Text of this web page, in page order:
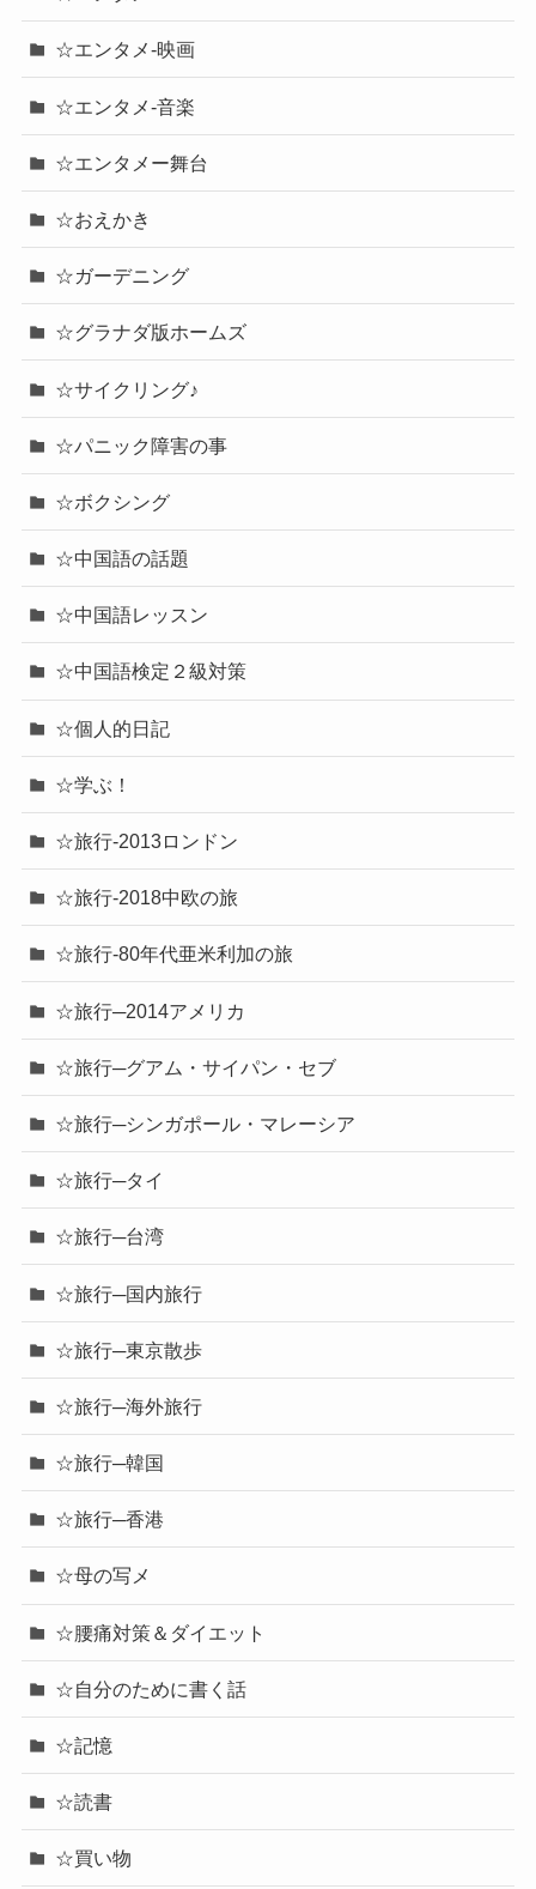
☆エンタメ-映画
☆エンタメ-音楽
☆エンタメー舞台
☆おえかき
☆ガーデニング
☆グラナダ版ホームズ
☆サイクリング♪
☆パニック障害の事
☆ボクシング
☆中国語の話題
☆中国語レッスン
☆中国語検定２級対策
☆個人的日記
☆学ぶ！
☆旅行-2013ロンドン
☆旅行-2018中欧の旅
☆旅行-80年代亜米利加の旅
☆旅行─2014アメリカ
☆旅行─グアム・サイパン・セブ
☆旅行─シンガポール・マレーシア
☆旅行─タイ
☆旅行─台湾
☆旅行─国内旅行
☆旅行─東京散歩
☆旅行─海外旅行
☆旅行─韓国
☆旅行─香港
☆母の写メ
☆腰痛対策＆ダイエット
☆自分のために書く話
☆記憶
☆読書
☆買い物